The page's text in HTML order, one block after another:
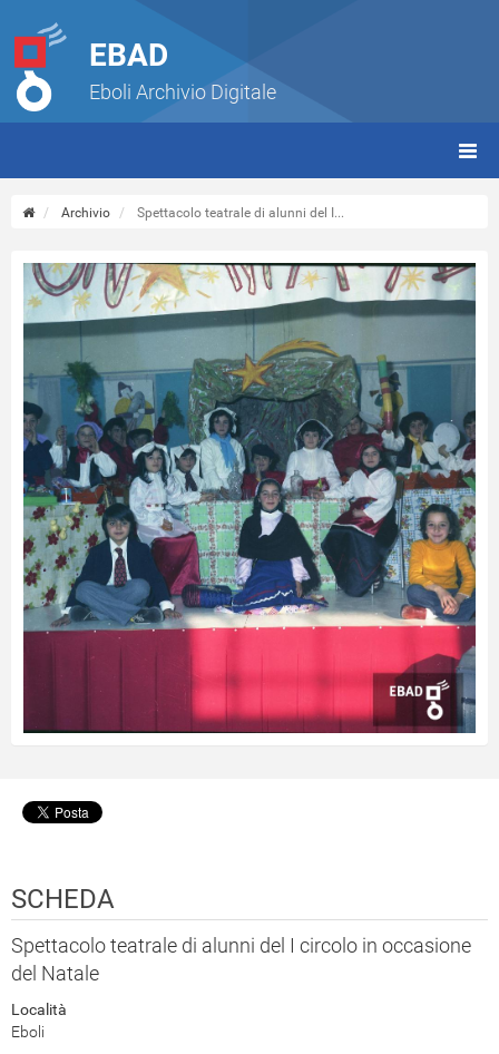
EBAD
Eboli Archivio Digitale
Archivio Spettacolo teatrale di alunni del I...
SCHEDA
Spettacolo teatrale di alunni del I circolo in occasione
del Natale
Località
Eboli